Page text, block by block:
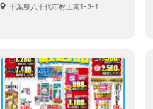
千葉県八千代市村上南1-3-1